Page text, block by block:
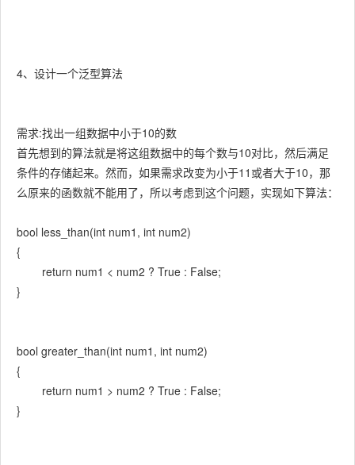
4、设计一个泛型算法
需求:找出一组数据中小于10的数
首先想到的算法就是将这组数据中的每个数与10对比，然后满足
条件的存储起来。然而，如果需求改变为小于11或者大于10，那
么原来的函数就不能用了，所以考虑到这个问题，实现如下算法：
bool less_than(int num1, int num2)
{
return num1 < num2 ? True : False;
}
bool greater_than(int num1, int num2)
{
return num1 > num2 ? True : False;
}